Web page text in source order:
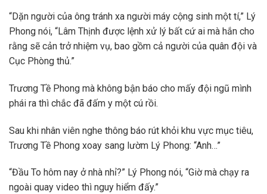
“Dặn người của ông tránh xa người máy cộng sinh một tí,” Lý
Phong nói, “Lâm Thịnh được lệnh xử lý bất cứ ai mà hắn cho
rằng sẽ cản trở nhiệm vụ, bao gồm cả người của quân đội và
Cục Phòng thủ.”
Trương Tề Phong mà không bận báo cho mấy đội ngũ mình
phái ra thì chắc đã đấm y một cú rồi.
Sau khi nhân viên nghe thông báo rút khỏi khu vực mục tiêu,
Trương Tề Phong xoay sang lườm Lý Phong: “Anh…”
“Đầu To hôm nay ở nhà nhỉ?” Lý Phong nói, “Giờ mà chạy ra
ngoài quay video thì nguy hiểm đấy.”